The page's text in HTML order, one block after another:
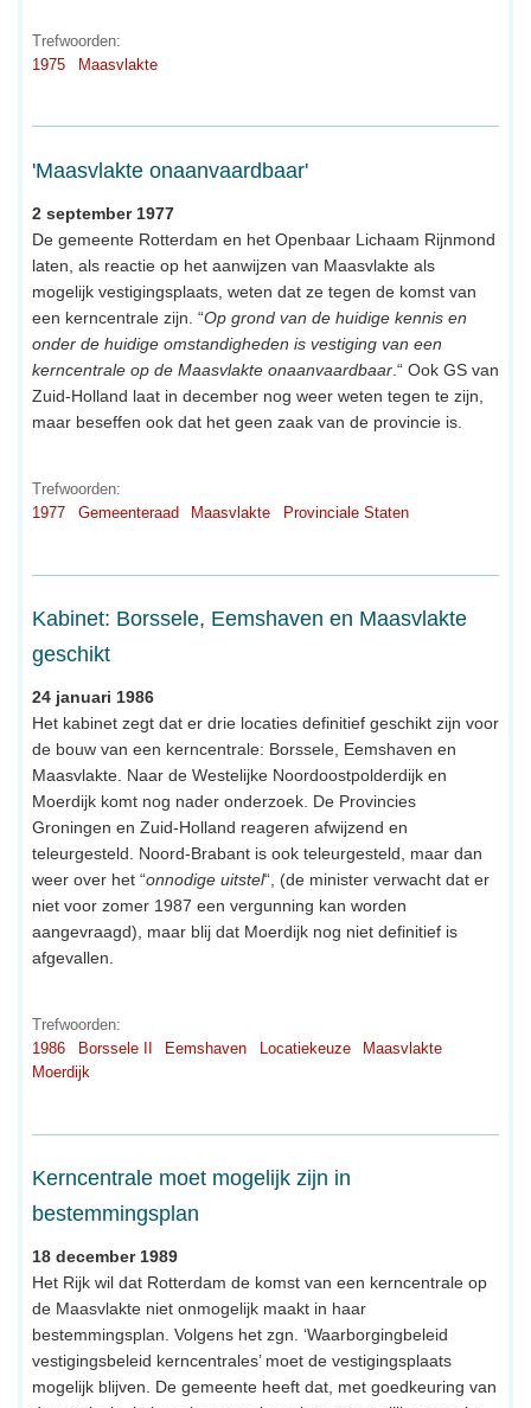
Trefwoorden:
1975
Maasvlakte
'Maasvlakte onaanvaardbaar'
2 september 1977
De gemeente Rotterdam en het Openbaar Lichaam Rijnmond
laten, als reactie op het aanwijzen van Maasvlakte als
mogelijk vestigingsplaats, weten dat ze tegen de komst van
een kerncentrale zijn. “Op grond van de huidige kennis en
onder de huidige omstandigheden is vestiging van een
kerncentrale op de Maasvlakte onaanvaardbaar .“ Ook GS van
Zuid-Holland laat in december nog weer weten tegen te zijn,
maar beseffen ook dat het geen zaak van de provincie is.
Trefwoorden:
1977
Gemeenteraad Maasvlakte Provinciale Staten
Kabinet: Borssele, Eemshaven en Maasvlakte
geschikt
24 januari 1986
Het kabinet zegt dat er drie locaties definitief geschikt zijn voor
de bouw van een kerncentrale: Borssele, Eemshaven en
Maasvlakte. Naar de Westelijke Noordoostpolderdijk en
Moerdijk komt nog nader onderzoek. De Provincies
Groningen en Zuid-Holland reageren afwijzend en
teleurgesteld. Noord-Brabant is ook teleurgesteld, maar dan
weer over het “onnodige uitstel“, (de minister verwacht dat er
niet voor zomer 1987 een vergunning kan worden
aangevraagd), maar blij dat Moerdijk nog niet definitief is
afgevallen.
Trefwoorden:
1986
Borssele II Eemshaven Locatiekeuze
Maasvlakte
Moerdijk
Kerncentrale moet mogelijk zijn in
bestemmingsplan
18 december 1989
Het Rijk wil dat Rotterdam de komst van een kerncentrale op
de Maasvlakte niet onmogelijk maakt in haar
bestemmingsplan. Volgens het zgn. ‘Waarborgingbeleid
vestigingsbeleid kerncentrales’ moet de vestigingsplaats
mogelijk blijven. De gemeente heeft dat, met goedkeuring van